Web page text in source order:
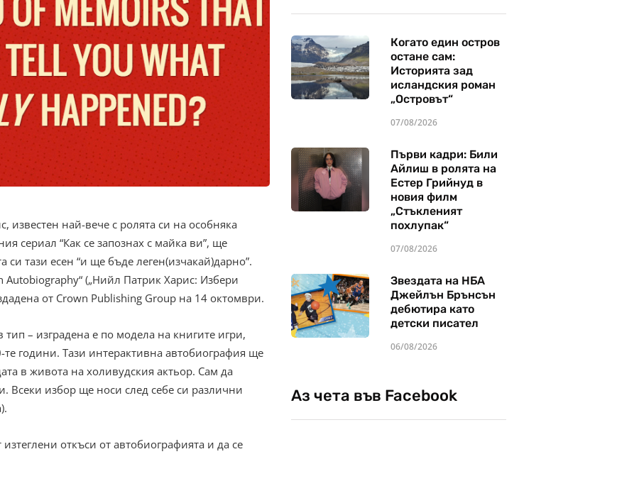
известен най-вече с ролята си на особняка
сериал “Как се запознах с майка ви”, ще
си тази есен “и ще бъде леген(изчакай)дарно”.
Autobiography“ („Нийл Патрик Харис: Избери
от Crown Publishing Group на 14 октомври.
– изградена е по модела на книгите игри,
години. Тази интерактивна автобиография ще
в живота на холивудския актьор. Сам да
Всеки избор ще носи след себе си различни
изтеглени откъси от автобиографията и да се
Когато един остров
остане сам:
Историята зад
исландския роман
„Островът“
07/08/2026
Първи кадри: Били
Айлиш в ролята на
Естер Грийнуд в
новия филм
„Стъкленият
похлупак“
07/08/2026
Звездата на НБА
Джейлън Брънсън
дебютира като
детски писател
06/08/2026
Аз чета във Facebook